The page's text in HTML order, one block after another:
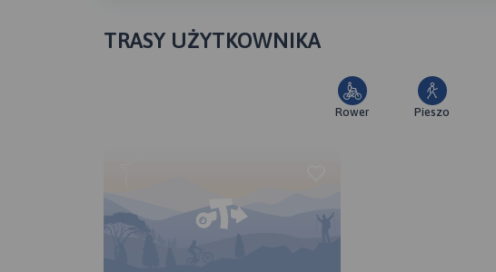
TRASY UŻYTKOWNIKA
Rower Pieszo